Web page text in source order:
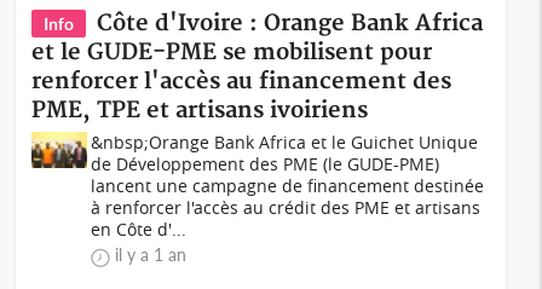
Info
Côte d'Ivoire : Orange Bank Africa
et le GUDE-PME se mobilisent pour
renforcer l'accès au financement des
PME, TPE et artisans ivoiriens
&nbsp;Orange Bank Africa et le Guichet Unique
de Développement des PME (le GUDE-PME)
lancent une campagne de financement destinée
à renforcer l'accès au crédit des PME et artisans
en Côte d'...
il y a 1 an